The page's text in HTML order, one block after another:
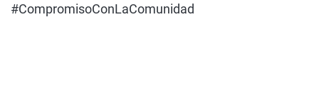
#CompromisoConLaComunidad